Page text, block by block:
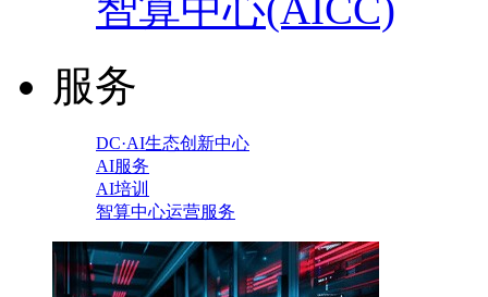
服务
DC·AI生态创新中心
AI服务
AI培训
智算中心运营服务